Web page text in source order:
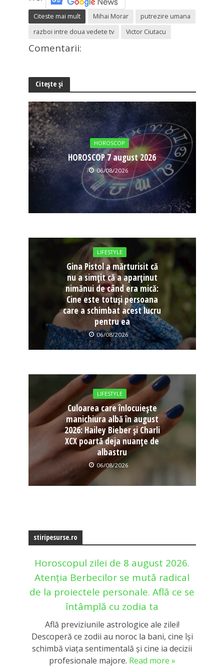
Citeste mai mult Mihai Morar
putrezire umana
razboi intre doua vedete tv
Victor Ciutacu
Comentarii:
Citește și
HOROSCOP
HOROSCOP 7 august 2026
06/08/2026
LIFESTYLE
Gina Pistol a mărturisit că
nu a simțit că a aparținut
nimănui de când era mică:
Cine este totuși persoana
care a schimbat acest lucru
pentru ea
06/08/2026
LIFESTYLE
Culoarea care înlocuiește
manichiura albă în august
2026: Hailey Bieber și Charli
XCX poartă deja nuanțe de
albastru
06/08/2026
stiripesurse.ro
Horoscopul zilei de 8 august 2026.
Atenția Berbecilor se mută radical
de la proiectele personale. Află ce se
întâmplă cu zodia ta
Află previziunile astrologice ale zilei!
Descoperă ce zodii au noroc la bani, cine își
schimbă viața sentimentală și cine ia decizii
profesionale majore. Read more »